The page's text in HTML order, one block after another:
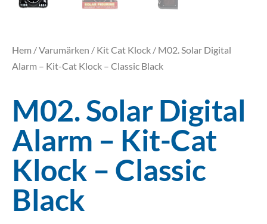
Hem /Varumärken / Kit Cat Klock / M02. Solar Digital
Alarm – Kit-Cat Klock – Classic Black
M02. Solar Digital
Alarm – Kit-Cat
Klock – Classic
Black